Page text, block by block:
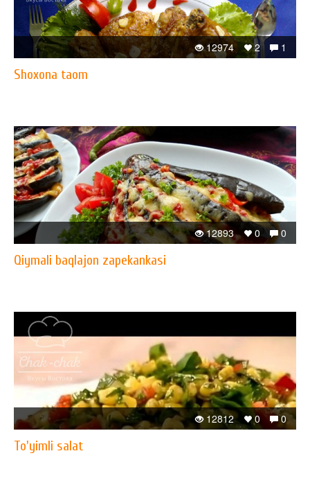
1
2
12974
Shoxona taom
0
0
12893
Qiymali baqlajon zapekankasi
0
0
12812
To'yimli salat